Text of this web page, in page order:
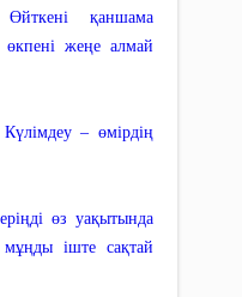
Өйткені қаншама
жеңе алмай
– өмірдің
өз уақытында
іште сақтай